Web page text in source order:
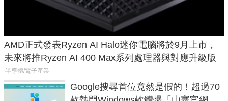
AMD正式發表Ryzen AI Halo迷你電腦將於9月上市，
未來將推Ryzen AI 400 Max系列處理器與對應升級版
半導體/電子產業
Google搜尋首位竟然是假的！超過70